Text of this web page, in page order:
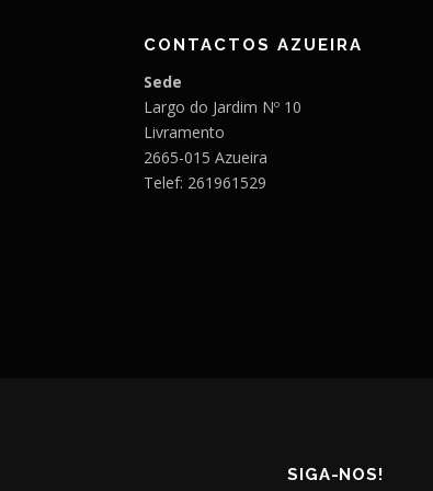
CONTACTOS AZUEIRA
Sede
Largo do Jardim Nº 10
Livramento
2665-015 Azueira
Telef: 261961529
SIGA-NOS!